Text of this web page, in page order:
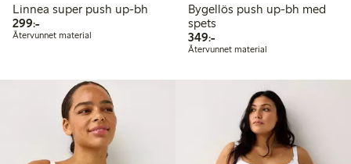
Linnea super push up-bh
299:-299,00 kr
Återvunnet material
Bygellös push up-bh med
spets
349:-349,00 kr
Återvunnet material